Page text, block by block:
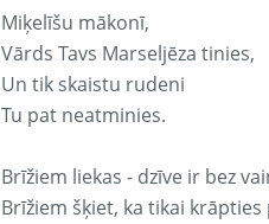
Miķelīšu mākonī,
Vārds Tavs Marseljēza tinies,
Un tik skaistu rudeni
Tu pat neatminies.
Brīžiem liekas - dzīve ir bez
Brīžiem šķiet, ka tikai